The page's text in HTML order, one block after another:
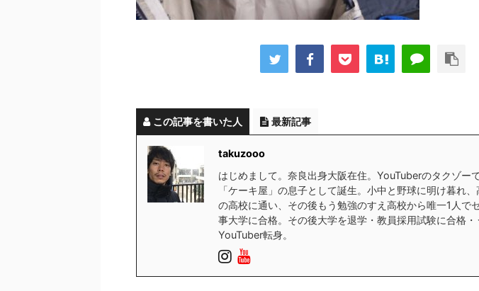
この記事を書いた人 最新記事
takuzooo
はじめまして。奈良出身大阪在住。YouTuberのタクゾー
「ケーキ屋」の息子として誕生。小中と野球に明け暮れ
の高校に通い、その後もう勉強のすえ高校から唯一1人で
事大学に合格。その後大学を退学・教員採用試験に合格・
YouTuber転身。